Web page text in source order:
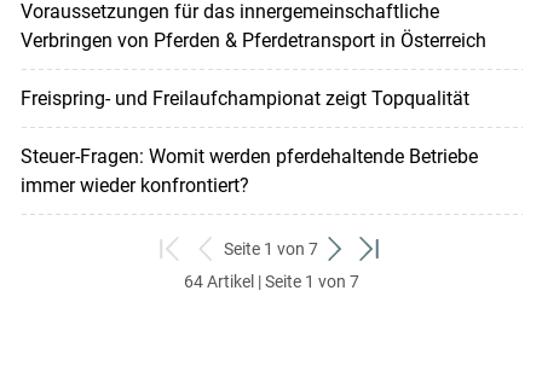
Voraussetzungen für das innergemeinschaftliche
Verbringen von Pferden & Pferdetransport in Österreich
Freispring- und Freilaufchampionat zeigt Topqualität
Steuer-Fragen: Womit werden pferdehaltende Betriebe
immer wieder konfrontiert?
zum
ersten
zurück
zum
Seite 1 von 7
weiter
zum
zum
64 Artikel | Seite 1 von 7